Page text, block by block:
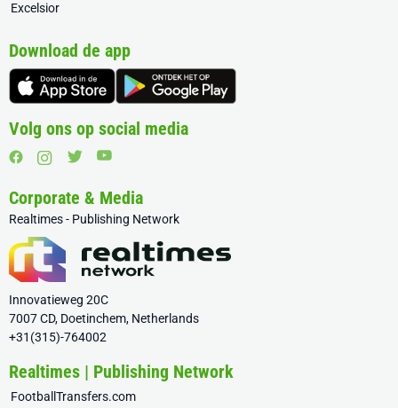
Excelsior
Download de app
Volg ons op social media
Corporate & Media
Realtimes - Publishing Network
Innovatieweg 20C
7007 CD, Doetinchem, Netherlands
+31(315)-764002
Realtimes | Publishing Network
FootballTransfers.com